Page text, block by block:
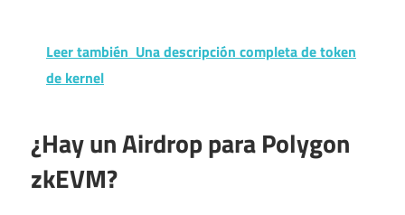
Leer también Una descripción completa de token
de kernel
¿Hay un Airdrop para Polygon
zkEVM?